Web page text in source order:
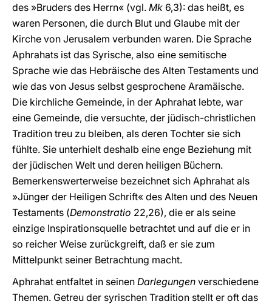
des »Bruders des Herrn« (vgl. Mk 6,3): das heißt, es
waren Personen, die durch Blut und Glaube mit der
Kirche von Jerusalem verbunden waren. Die Sprache
Aphrahats ist das Syrische, also eine semitische
Sprache wie das Hebräische des Alten Testaments und
wie das von Jesus selbst gesprochene Aramäische.
Die kirchliche Gemeinde, in der Aphrahat lebte, war
eine Gemeinde, die versuchte, der jüdisch-christlichen
Tradition treu zu bleiben, als deren Tochter sie sich
fühlte. Sie unterhielt deshalb eine enge Beziehung mit
der jüdischen Welt und deren heiligen Büchern.
Bemerkenswerterweise bezeichnet sich Aphrahat als
»Jünger der Heiligen Schrift« des Alten und des Neuen
Testaments (Demonstratio 22,26), die er als seine
einzige Inspirationsquelle betrachtet und auf die er in
so reicher Weise zurückgreift, daß er sie zum
Mittelpunkt seiner Betrachtung macht.
Aphrahat entfaltet in seinen Darlegungen verschiedene
Themen. Getreu der syrischen Tradition stellt er oft das